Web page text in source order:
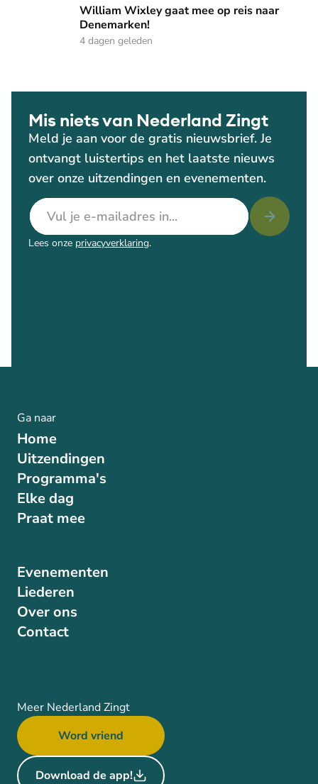
William Wixley gaat mee op reis naar Denemarken!
William Wixley gaat mee op reis naar
Denemarken!
4 dagen geleden
Mis niets van Nederland Zingt
Meld je aan voor de gratis nieuwsbrief. Je
ontvangt luistertips en het laatste nieuws
over onze uitzendingen en evenementen.
E-mailadres
Lees onze privacyverklaring.
Ga naar
Home
Uitzendingen
Programma's
Elke dag
Praat mee
Evenementen
Liederen
Over ons
Contact
Meer Nederland Zingt
Word vriend
Download de app!